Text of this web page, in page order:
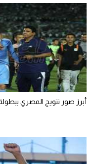
أبرز صور تتويج المصري